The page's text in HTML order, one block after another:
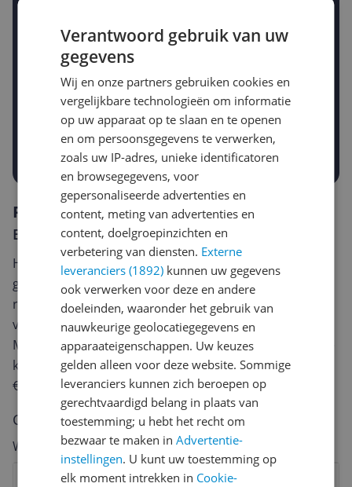
Gewenste daling of bedrag
-10% -15%
Gewenste prijs
€
Prijsalert aanzetten
Reviews
Er zijn nog geen reviews geschreven
Heb jij dit product in bezit en wil je graag je mening
geven? Start dan hieronder met het schrijven van je
review. Afhankelijk van de details duurt het schrijven
van een review gemiddeld tussen de 3 en 10 minuten.
Met jouw mening help je andere bezoekers een betere
keuze te maken én maak je iedere maand kans op
€250,-!
Klik hier voor de actievoorwaarden.
Cijfer
Welk cijfer geef jij dit product?
7
6
5
4
3
2
Verantwoord gebruik van uw
gegevens
Wij en onze partners gebruiken cookies en
vergelijkbare technologieën om informatie
op uw apparaat op te slaan en te openen
en om persoonsgegevens te verwerken,
zoals uw IP-adres, unieke identificatoren
en browsegegevens, voor
gepersonaliseerde advertenties en
content, meting van advertenties en
content, doelgroepinzichten en
verbetering van diensten. Externe
leveranciers (1892) kunnen uw gegevens
ook verwerken voor deze en andere
doeleinden, waaronder het gebruik van
nauwkeurige geolocatiegegevens en
apparaateigenschappen. Uw keuzes
gelden alleen voor deze website. Sommige
leveranciers kunnen zich beroepen op
gerechtvaardigd belang in plaats van
toestemming; u hebt het recht om
bezwaar te maken inAdvertentie-
instellingen. U kunt uw toestemming op
elk moment intrekken in Cookie-